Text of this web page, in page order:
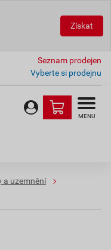
Získat
Seznam prodejen
Vyberte si prodejnu
MENU
a uzemnění